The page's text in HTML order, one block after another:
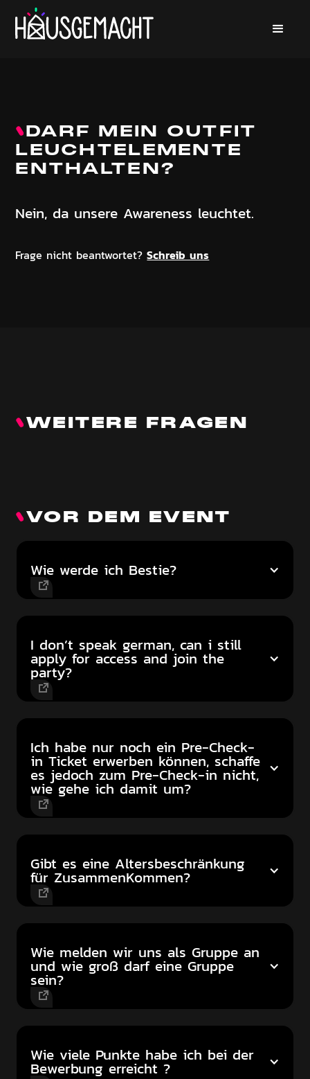
DARF MEIN OUTFIT
LEUCHTELEMENTE
ENTHALTEN?
Nein, da unsere Awareness leuchtet.
Frage nicht beantwortet?Schreib uns
WEITERE FRAGEN
VOR DEM EVENT
Wie werde ich Bestie?
I don’t speak german, can i still
apply for access and join the
party?
Ich habe nur noch ein Pre-Check-
in Ticket erwerben können, schaffe
es jedoch zum Pre-Check-in nicht,
wie gehe ich damit um?
Gibt es eine Altersbeschränkung
für ZusammenKommen?
Wie melden wir uns als Gruppe an
und wie groß darf eine Gruppe
sein?
Wie viele Punkte habe ich bei der
Bewerbung erreicht ?